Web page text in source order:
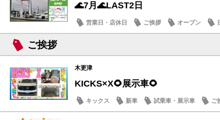
🌊7月🌊LAST2日
営業日・店休日 ご挨拶 オープン
ご挨拶
木更津
KICKS×X🌻展示車🌻
キックス 新車 試乗車・展示車 ご